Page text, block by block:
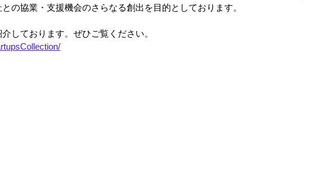
の協業・支援機会のさらなる創出を目的としております。
しております。ぜひご覧ください。